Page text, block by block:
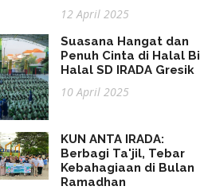
12 April 2025
Suasana Hangat dan
Penuh Cinta di Halal Bi
Halal SD IRADA Gresik
10 April 2025
KUN ANTA IRADA:
Berbagi Ta'jil, Tebar
Kebahagiaan di Bulan
Ramadhan